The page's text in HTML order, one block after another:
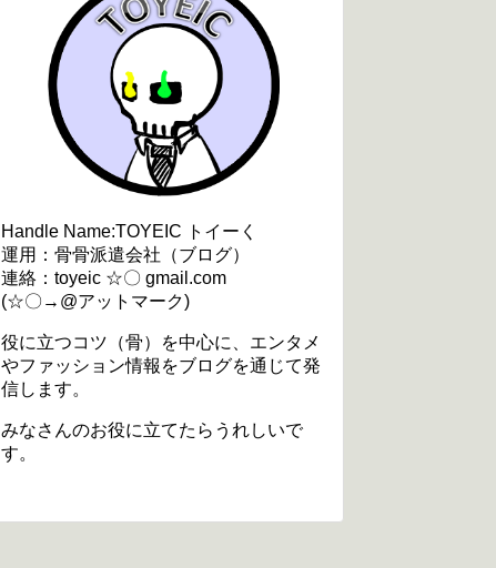
Handle Name:TOYEIC トイーく
運用：骨骨派遣会社（ブログ）
連絡：toyeic ☆〇 gmail.com
(☆〇→@アットマーク)
役に立つコツ（骨）を中心に、エンタメ
やファッション情報をブログを通じて発
信します。
みなさんのお役に立てたらうれしいで
す。